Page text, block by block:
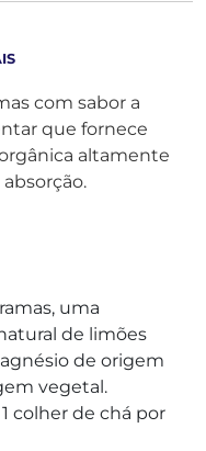
com sabor a
que fornece
altamente
uma
de limões
de origem
vegetal.
colher de chá por